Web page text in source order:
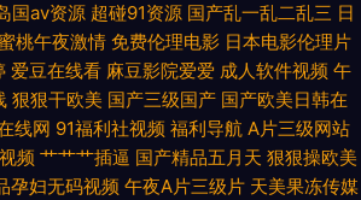
操电影导航 91女同福利 国产91在线视频看看 欧美
专区 伊人久久青青草大香蕉 91天堂网址 波多野结
利导航网站 91自摸 97人妻人人射 黑丝在线喷水播
国av资源 超碰91资源 国产乱一乱二乱三 日
桃午夜激情 免费伦理电影 日本电影伦理片
爱豆在线看 麻豆影院爱爱 成人软件视频 午
狠狠干欧美 国产三级国产 国产欧美日韩在
线网 91福利社视频 福利导航 A片三级网站
频 艹艹艹插逼 国产精品五月天 狠狠操欧美
孕妇无码视频 午夜A片三级片 天美果冻传媒